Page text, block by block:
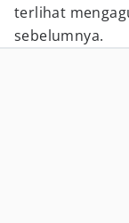
terlihat
sebelumnya.